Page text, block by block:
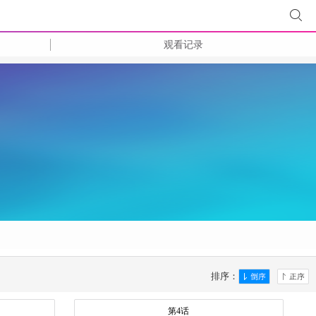
观看记录
排序：
第4话